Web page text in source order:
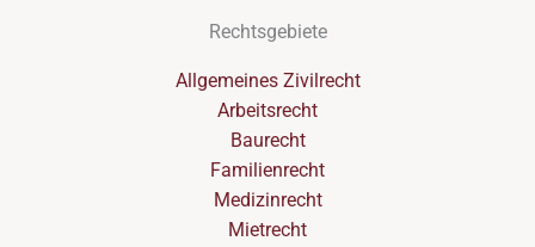
Rechtsgebiete
Allgemeines Zivilrecht
Arbeitsrecht
Baurecht
Familienrecht
Medizinrecht
Mietrecht